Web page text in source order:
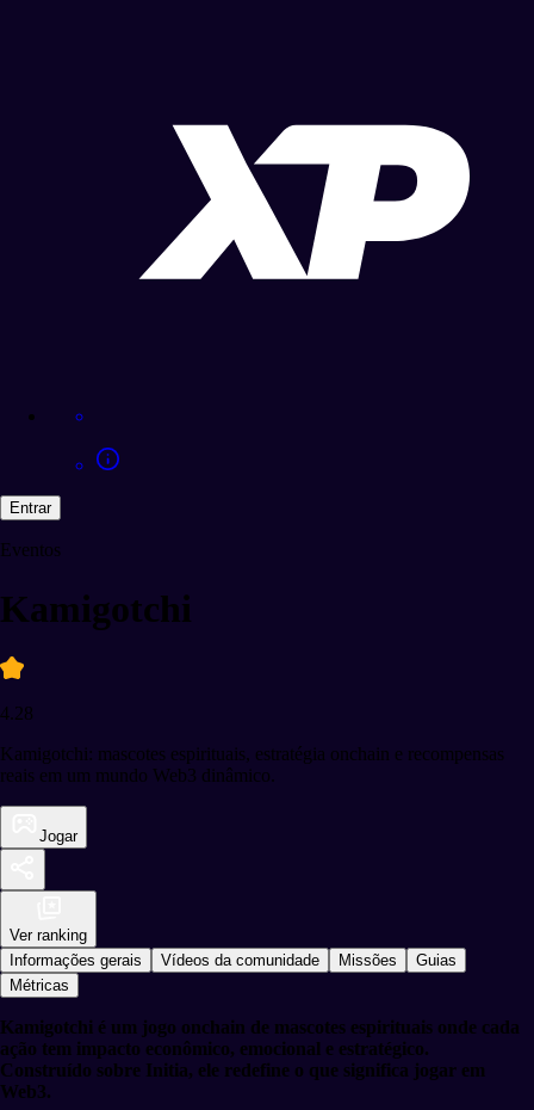
Entrar
Eventos
Kamigotchi
4.28
Kamigotchi: mascotes espirituais, estratégia onchain e recompensas
reais em um mundo Web3 dinâmico.
Jogar
Ver ranking
Informações gerais
Vídeos da comunidade Missões
Guias
Métricas
Kamigotchi é um jogo onchain de mascotes espirituais onde cada
ação tem impacto econômico, emocional e estratégico.
Construído sobre Initia, ele redefine o que significa jogar em
Web3.